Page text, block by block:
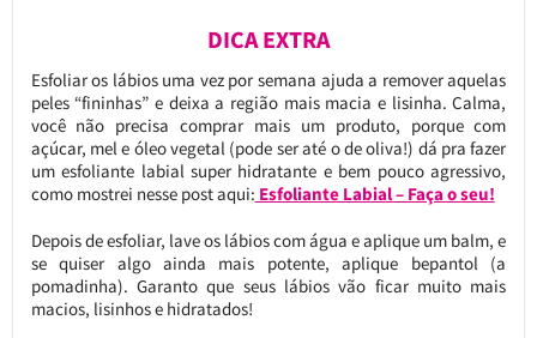
DICA EXTRA
Esfoliar os lábios uma vez por semana ajuda a remover aquelas
peles “fininhas” e deixa a região mais macia e lisinha. Calma,
você não precisa comprar mais um produto, porque com
açúcar, mel e óleo vegetal (pode ser até o de oliva!) dá pra fazer
um esfoliante labial super hidratante e bem pouco agressivo,
como mostrei nesse post aqui: Esfoliante Labial – Faça o seu!
Depois de esfoliar, lave os lábios com água e aplique um balm, e
se quiser algo ainda mais potente, aplique bepantol (a
pomadinha). Garanto que seus lábios vão ficar muito mais
macios, lisinhos e hidratados!